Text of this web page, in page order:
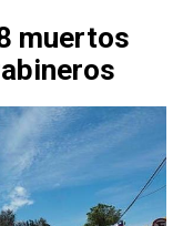
muertos